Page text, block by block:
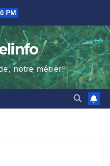
PM
notre métier!